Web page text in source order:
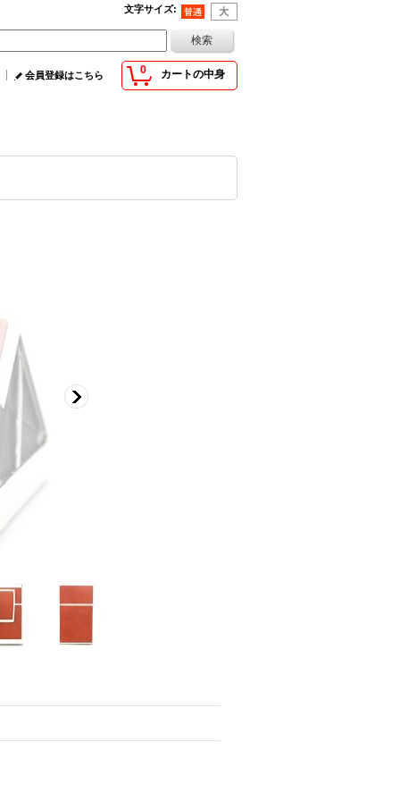
文字サイズ:
0 カートの中身
会員登録はこちら